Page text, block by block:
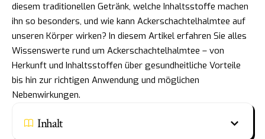
diesem traditionellen Getränk, welche Inhaltsstoffe machen
ihn so besonders, und wie kann Ackerschachtelhalmtee auf
unseren Körper wirken? In diesem Artikel erfahren Sie alles
Wissenswerte rund um Ackerschachtelhalmtee – von
Herkunft und Inhaltsstoffen über gesundheitliche Vorteile
bis hin zur richtigen Anwendung und möglichen
Nebenwirkungen.
Inhalt